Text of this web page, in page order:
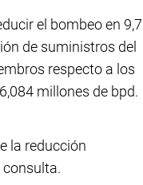
el bombeo en 9,7
de suministros del
respecto a los
millones de bpd.
la reducción
consulta.